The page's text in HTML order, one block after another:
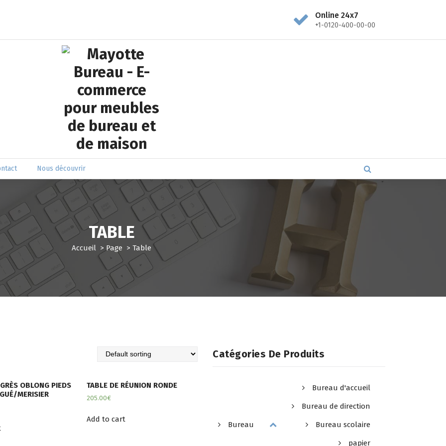
Online 24x7
+1-0120-400-00-00
Nous découvrir
TABLE
Accueil > Page > Table
OBLONG PIEDS
MERISIER
TABLE DE RÉUNION RONDE
205.00€
Add to cart
Catégories De Produits
Bureau
Bureau d'accueil
Bureau de direction
Bureau scolaire
papier